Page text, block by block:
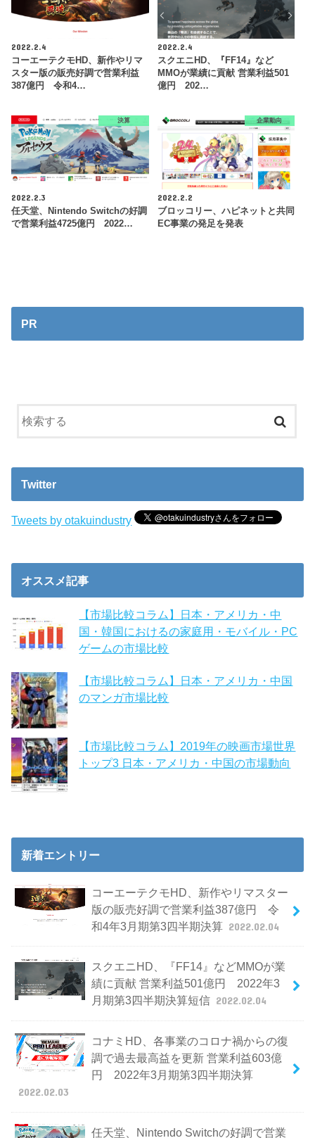
2022.2.4
コーエーテクモHD、新作やリマ
スター版の販売好調で営業利益
387億円 令和4…
2022.2.4
スクエニHD、『FF14』など
MMOが業績に貢献 営業利益501
億円 202…
決算
2022.2.3
任天堂、Nintendo Switchの好調
で営業利益4725億円 2022…
企業動向
2022.2.2
ブロッコリー、ハピネットと共同
EC事業の発足を発表
PR
Twitter
Tweets by otakuindustry
オススメ記事
【市場比較コラム】日本・アメリカ・中
国・韓国におけるの家庭用・モバイル・PC
ゲームの市場比較
【市場比較コラム】日本・アメリカ・中国
のマンガ市場比較
【市場比較コラム】2019年の映画市場世界
トップ3 日本・アメリカ・中国の市場動向
新着エントリー
コーエーテクモHD、新作やリマスター
版の販売好調で営業利益387億円 令
和4年3月期第3四半期決算 2022.02.04
スクエニHD、『FF14』などMMOが業
績に貢献 営業利益501億円 2022年3
月期第3四半期決算短信 2022.02.04
コナミHD、各事業のコロナ禍からの復
調で過去最高益を更新 営業利益603億
円 2022年3月期第3四半期決算
2022.02.03
任天堂、Nintendo Switchの好調で営業